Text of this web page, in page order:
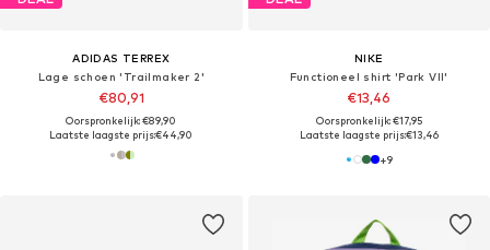
ADIDAS TERREX
Lage schoen 'Trailmaker 2'
€80,91
Oorspronkelijk: €89,90
Laatste laagste prijs:€44,90
NIKE
Functioneel shirt 'Park VII'
€13,46
Oorspronkelijk: €17,95
Laatste laagste prijs:€13,46
+9